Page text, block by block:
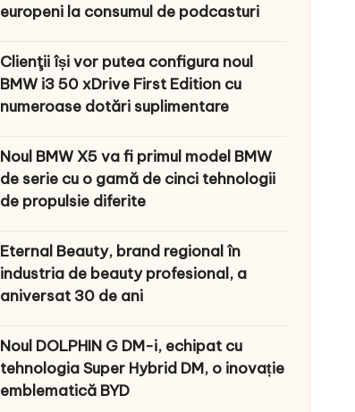
europeni la consumul de podcasturi
Clienţii își vor putea configura noul
BMW i3 50 xDrive First Edition cu
numeroase dotări suplimentare
Noul BMW X5 va fi primul model BMW
de serie cu o gamă de cinci tehnologii
de propulsie diferite
Eternal Beauty, brand regional în
industria de beauty profesional, a
aniversat 30 de ani
Noul DOLPHIN G DM-i, echipat cu
tehnologia Super Hybrid DM, o inovație
emblematică BYD